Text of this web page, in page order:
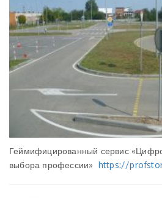
Геймифицированный сервис
выбора профессии»
https://